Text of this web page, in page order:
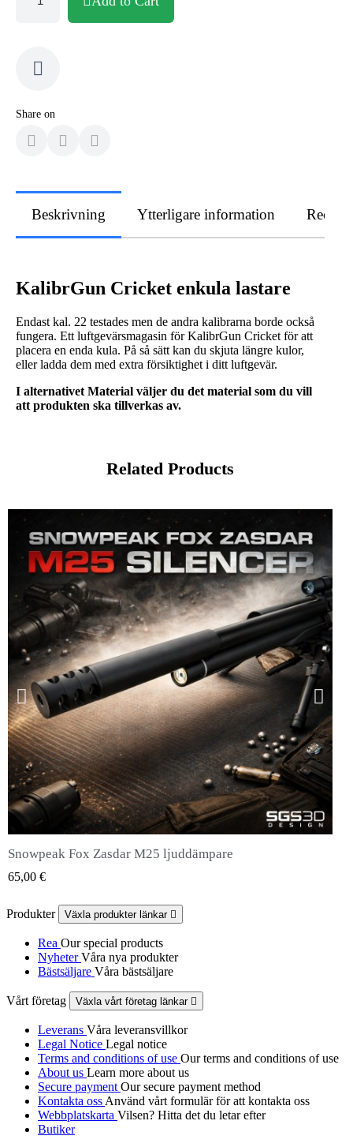
Share on
Beskrivning Ytterligare information
KalibrGun Cricket enkula lastare
Endast kal. 22 testades men de andra kalibrarna borde också
fungera. Ett luftgevärsmagasin för KalibrGun Cricket för att
placera en enda kula. På så sätt kan du skjuta längre kulor,
eller ladda dem med extra försiktighet i ditt luftgevär.
I alternativet Material väljer du det material som du vill
att produkten ska tillverkas av.
Related Products
QUICK VIEW
Snowpeak Fox Zasdar M25 ljuddämpare
65,00 €
Produkter Växla produkter länkar 
Rea Our special products
NyheterVåra nya produkter
Bästsäljare Våra bästsäljare
Vårt företag Växla vårt företag länkar 
Leverans Våra leveransvillkor
Legal Notice Legal notice
Terms and conditions of use Our terms and conditions of use
About us Learn more about us
Secure payment Our secure payment method
Kontakta oss Använd vårt formulär för att kontakta oss
Webbplatskarta Vilsen? Hitta det du letar efter
Butiker